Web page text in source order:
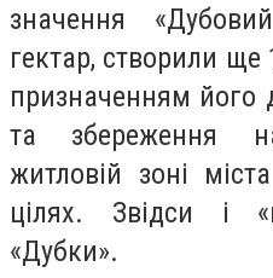
значення
гектар, створили
призначенням його
та збереження
житловій зоні
цілях. Звідси і
«Дубки».